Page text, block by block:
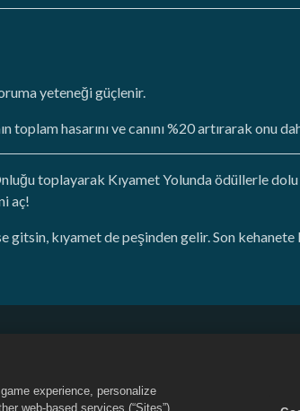
yeteneği güçlenir.
toplam hasarını ve canını %20 artırarak onu
toplayarak Kıyamet Yolunda ödüllerle
aç!
kıyamet de peşinden gelir. Son kehanete
Social Point S.L. şirketinin ticari markalarıdır. Tüm
experience, personalize
web-based services (“Sites”).